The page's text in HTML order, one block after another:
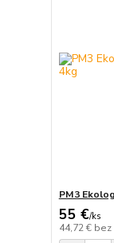
PM3
55 €/ks
44,72 € bez